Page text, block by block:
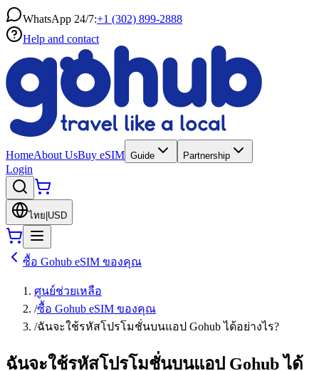
WhatsApp 24/7:+1 (302) 899-2888
Help and contact
HomeAbout UsBuy eSIM Guide Partnership
Login
ไทย USD
ซื้อ Gohub eSIM ของคุณ
ศูนย์ช่วยเหลือ
/ซื้อ Gohub eSIM ของคุณ
/ฉันจะใช้รหัสโปรโมชั่นบนแอป Gohub ได้อย่างไร?
ฉันจะใช้รหัสโปรโมชั่นบนแอป Gohub ได้